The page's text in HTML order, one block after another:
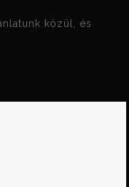
közül, és